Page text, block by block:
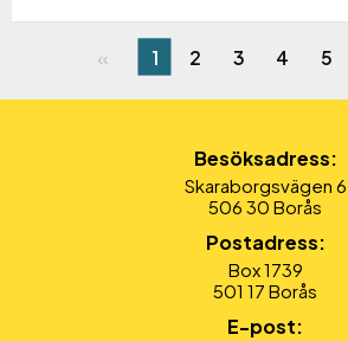
1 2 3 4 5
Besöksadress:
Skaraborgsvägen 6
506 30 Borås
Postadress:
Box 1739
501 17 Borås
E-post: